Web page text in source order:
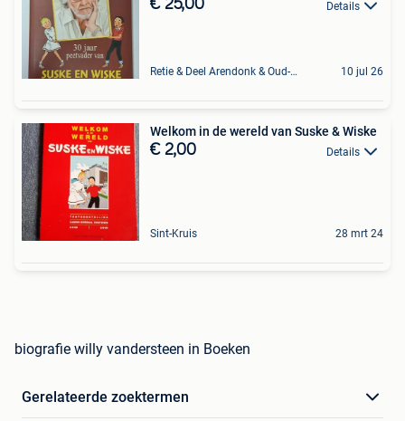
€ 25,00 Details
Retie & Deel Arendonk & Oud-Turnhout 10 jul 26
Welkom in de wereld van Suske & Wiske
€ 2,00 Details
Sint-Kruis 28 mrt 24
biografie willy vandersteen in Boeken
Gerelateerde zoektermen